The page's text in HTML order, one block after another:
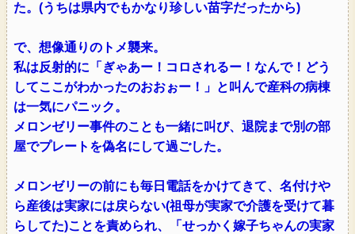
た。(うちは県内でもかなり珍しい苗字だったから)
で、想像通りのトメ襲来。
私は反射的に「ぎゃあー！コロされるー！なんで！どう
してここがわかったのおおぉー！」と叫んで産科の病棟
は一気にパニック。
メロンゼリー事件のことも一緒に叫び、退院まで別の部
屋でプレートを偽名にして過ごした。
メロンゼリーの前にも毎日電話をかけてきて、名付けや
ら産後は実家には戻らない(祖母が実家で介護を受けて暮
らしてた)ことを責められ、「せっかく嫁子ちゃんの実家